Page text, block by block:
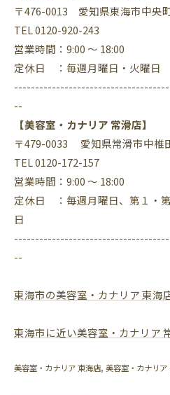
〒476-0013 愛知県東海市中央
TEL 0120-920-243
営業時間：9:00 ～ 18:00
定休日 ：毎週月曜日・火曜日
--
【美容室・カナリア 常滑店】
〒479-0033 愛知県常滑市中椎
TEL 0120-172-157
営業時間：9:00 ～ 18:00
定休日 ：毎週月曜日、第１・
日
--
東海市の美容室・カナリア 東海
東海市に近い美容室・カナリア
美容室・カナリア 東海店 美容室・カナリア